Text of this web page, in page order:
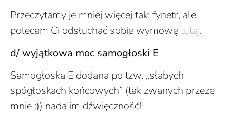
Przeczytamy je mniej więcej tak: fynetr, ale
polecam Ci odsłuchać sobie wymowętutaj.
d/ wyjątkowa moc samogłoski E
Samogłoska E dodana po tzw. „słabych
spógłoskach końcowych” (tak zwanych przeze
mnie :)) nada im dźwięczność!